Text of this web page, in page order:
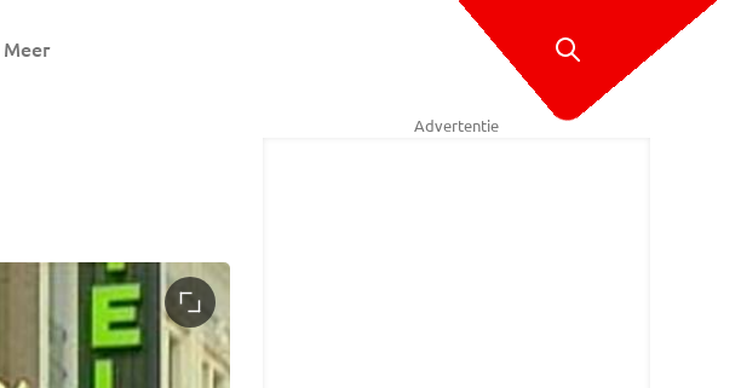
Meer
Advertentie